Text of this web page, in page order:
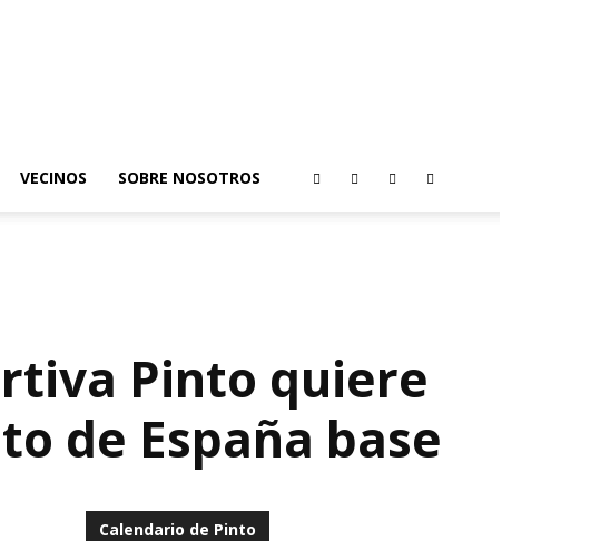
VECINOS SOBRE NOSOTROS
Pinto quiere
de España base
Calendario de Pinto